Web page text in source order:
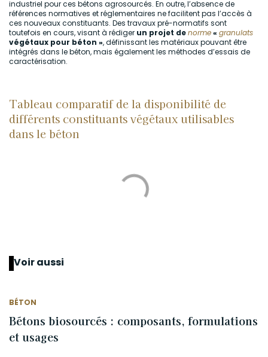
industriel pour ces bétons agrosourcés. En outre, l’absence de
références normatives et réglementaires ne facilitent pas l’accès à
ces nouveaux constituants. Des travaux pré-normatifs sont
toutefois en cours, visant à rédiger un projet denorme« granulats
végétaux pour béton », définissant les matériaux pouvant être
intégrés dans le béton, mais également les méthodes d’essais de
caractérisation.
Tableau comparatif de la disponibilité de
différents constituants végétaux utilisables
dans le béton
Voir aussi
BÉTON
Bétons biosourcés : composants, formulations
et usages